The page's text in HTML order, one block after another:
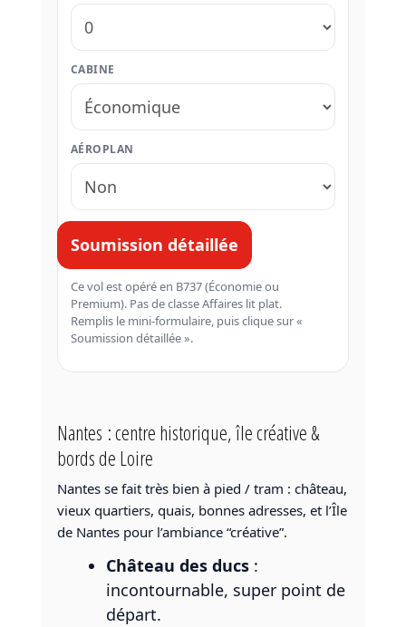
CABINE
AÉROPLAN
Soumission détaillée
Ce vol est opéré en B737 (Économie ou
Premium). Pas de classe Affaires lit plat.
Remplis le mini-formulaire, puis clique sur «
Soumission détaillée ».
Nantes : centre historique, île créative &
bords de Loire
Nantes se fait très bien à pied / tram : château,
vieux quartiers, quais, bonnes adresses, et l’Île
de Nantes pour l’ambiance “créative”.
Château des ducs:
incontournable, super point de
départ.